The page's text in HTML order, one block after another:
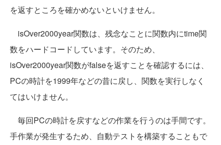
を返すところを確かめないといけません。
isOver2000year関数は、残念なことに関数内にtime関
数をハードコードしています。そのため、
isOver2000year関数がfalseを返すことを確認するには、
PCの時計を1999年などの昔に戻し、関数を実行しなく
てはいけません。
毎回PCの時計を戻すなどの作業を行うのは手間です。
手作業が発生するため、自動テストを構築することもで